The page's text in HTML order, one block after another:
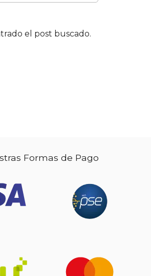
el post buscado.
Formas de Pago